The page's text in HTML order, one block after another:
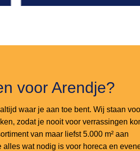
voor Arendje?
waar je aan toe bent. Wij staan
zodat je nooit voor verrassingen
van maar liefst 5.000 m² aan
wat nodig is voor horeca en